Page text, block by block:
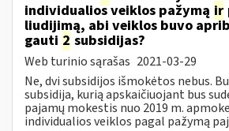
individualios veiklos pažymą ir
liudijimą, abi veiklos buvo
gauti 2 subsidijas?
Web turinio sąrašas 2021-03-29
Ne, dvi subsidijos išmokėtos nebus.
subsidija, kurią apskaičiuojant bus
pajamų mokestis nuo 2019 m.
individualios veiklos pagal pažymą